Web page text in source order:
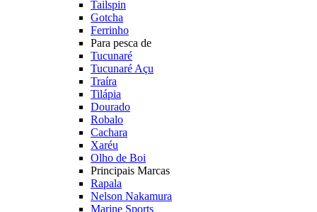
Tailspin
Gotcha
Ferrinho
Para pesca de
Tucunaré
Tucunaré Açu
Traíra
Tilápia
Dourado
Robalo
Cachara
Xaréu
Olho de Boi
Principais Marcas
Rapala
Nelson Nakamura
Marine Sports